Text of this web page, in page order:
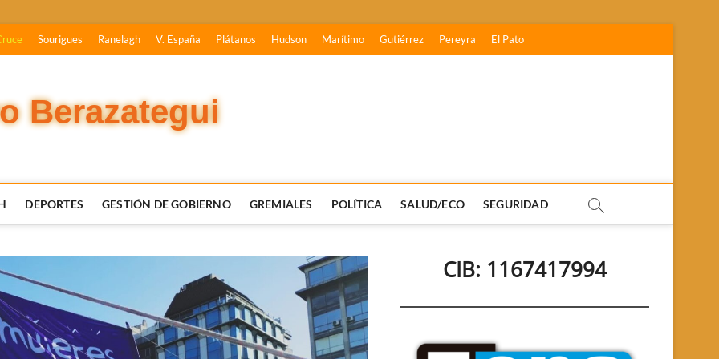
Sourigues Ranelagh V. España Plátanos Hudson Marítimo Gutiérrez Pereyra El Pato
Berazategui
DEPORTES GESTIÓN DE GOBIERNO GREMIALES POLÍTICA SALUD/ECO SEGURIDAD
CIB: 1167417994